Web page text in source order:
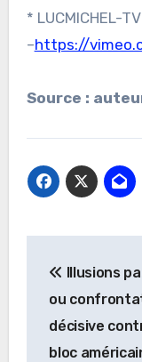
* LUCMICHEL-TV
–https://
Source :
de
l’article
Illusions
ou
décisive
bloc